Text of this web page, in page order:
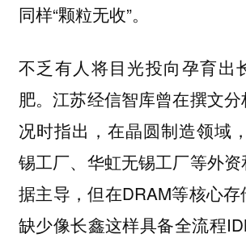
同样“颗粒无收”。
不乏有人将目光投向孕育出
肥。江苏经信智库曾在撰文
况时指出，在晶圆制造领域
锡工厂、华虹无锡工厂等外
据主导，但在DRAM等核心存
缺少像长鑫这样具备全流程